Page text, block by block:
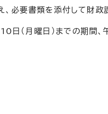
必要書類を添付して財政
日（月曜日）までの期